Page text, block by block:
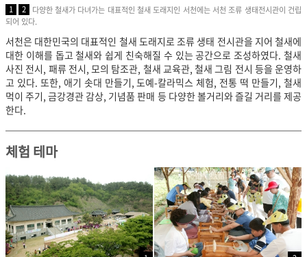
1
2 다양한 철새가 다녀가는 대표적인 철새 도래지인 서천에는 서천 조류 생태전시관이 건립
되어 있다.
서천은 대한민국의 대표적인 철새 도래지로 조류 생태 전시관을 지어 철새에
대한 이해를 돕고 철새와 쉽게 친숙해질 수 있는 공간으로 조성하였다. 철새
사진 전시, 패류 전시, 모의 탐조관, 철새 교육관, 철새 그림 전시 등을 운영하
고 있다. 또한, 애기 솟대 만들기, 도예-칼라믹스 체험, 전통 떡 만들기, 철새
먹이 주기, 금강경관 감상, 기념품 판매 등 다양한 볼거리와 즐길 거리를 제공
한다.
체험 테마